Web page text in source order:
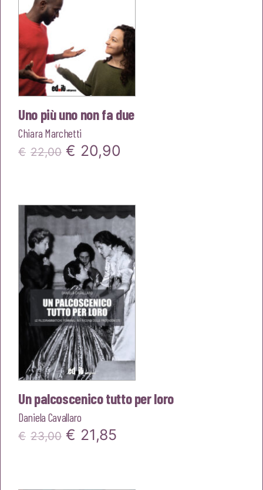
Uno più uno non fa due
Chiara Marchetti
€ 22,00 Il
era:
€22,00.
€ 20,90
è:
€20,90.
Un palcoscenico tutto per loro
Daniela Cavallaro
€ 23,00 Il
€ 21,85